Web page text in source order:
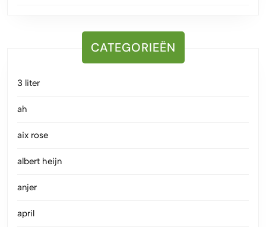
CATEGORIEËN
3 liter
ah
aix rose
albert heijn
anjer
april